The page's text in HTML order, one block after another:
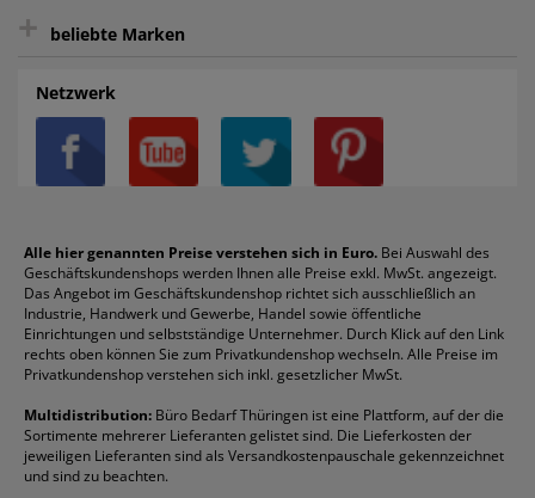
FAQ
AGB
Datenschutz
Privatsphäre-Einstellungen
Über uns
Reklamation / Retouren
Vertrag widerrufen (Privatkunden)
Rabatte & Aktionen
Aktenvernichter
Batterien
Bleistifte
Blöcke
Boardmarker
Briefumschläge
Druckerpatronen
Etiketten
Fineliner
Folienschreiber
Formulare
Gelschreiber
Geschäftsbücher
Heftstreifen
Kaffee
Klebeband
Klemmmappen
Kopierpapier
Korrekturmittel
Kugelschreiber
Mappen
Ordner
Packband
Permanentmarker
Radiergummis
Schnellhefter
Sichthüllen
Taschenrechner
Textmarker
Tintenroller
Tintenpatronen
Toilettenpapier
Toner
Versandmaterial
Versandtaschen
+ beliebte Marken
Alco
Avery/Zweckform
Canon
Durable
DYMO
Edding
Esselte
Faber-Castell
Fellowes
Franken
Fripa
Leitz
Läufer
Melitta
Pentel
Pelikan
Pilot
Pritt
Schneider
Stabilo
Staedtler
Netzwerk
Alle hier genannten Preise verstehen sich in Euro. Bei Auswahl des
Geschäftskundenshops werden Ihnen alle Preise exkl. MwSt. angezeigt.
Das Angebot im Geschäftskundenshop richtet sich ausschließlich an
Industrie, Handwerk und Gewerbe, Handel sowie öffentliche
Einrichtungen und selbstständige Unternehmer. Durch Klick auf den Link
rechts oben können Sie zum Privatkundenshop wechseln. Alle Preise im
Privatkundenshop verstehen sich inkl. gesetzlicher MwSt.
Multidistribution: Büro Bedarf Thüringen ist eine Plattform, auf der die
Sortimente mehrerer Lieferanten gelistet sind. Die Lieferkosten der
jeweiligen Lieferanten sind als Versandkostenpauschale gekennzeichnet
und sind zu beachten.